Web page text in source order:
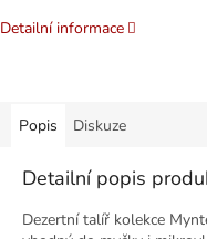
Detailní informace
Popis Diskuze
Detailní popis
Dezertní talíř kolekce